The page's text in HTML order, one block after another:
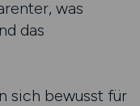
was
das
sich bewusst für